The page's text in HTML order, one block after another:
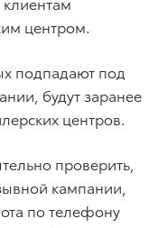
центром.
подпадают под
будут заранее
центров.
проверить,
кампании,
по телефону